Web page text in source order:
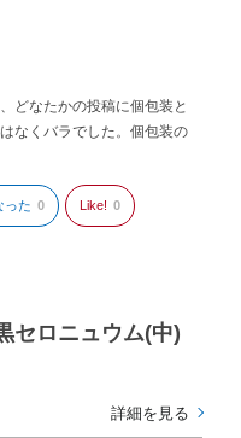
どなたかの投稿に個包装と
なくバラでした。個包装の
った 0 Like! 0
セロニュウム(中)
詳細を見る